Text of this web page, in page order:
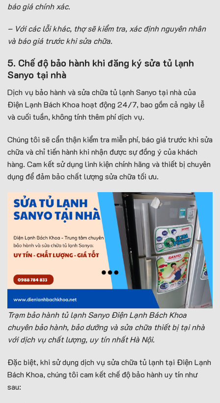
báo giá chính xác.
– Với các lỗi khác, thợ sẽ kiểm tra, xác định nguyên nhân
và báo giá trước khi sửa chữa.
5. Chế độ bảo hành khi đăng ký sửa tủ lạnh
Sanyo tại nhà
Dịch vụ bảo hành và sửa chữa tủ lạnh Sanyo tại nhà của
Điện Lạnh Bách Khoa hoạt động 24/7, bao gồm cả ngày lễ
và cuối tuần, không tính thêm phí dịch vụ.
Chúng tôi sẽ cẩn thận kiểm tra miễn phí, báo giá trước khi sửa
chữa và chỉ tiến hành khi nhận được sự đồng ý của khách
hàng. Cam kết sử dụng linh kiện chính hãng và thiết bị chuyên
dụng để đảm bảo chất lượng sửa chữa tối ưu.
Trạm bảo hành tủ lạnh Sanyo Điện Lạnh Bách Khoa
chuyên bảo hành, bảo dưỡng và sửa chữa thiết bị tại nhà
với dịch vụ chất lượng, uy tín nhất Hà Nội.
Đặc biệt, khi sử dụng dịch vụ sửa chữa tủ lạnh tại Điện Lạnh
Bách Khoa, chúng tôi cam kết chế độ bảo hành uy tín như
sau: